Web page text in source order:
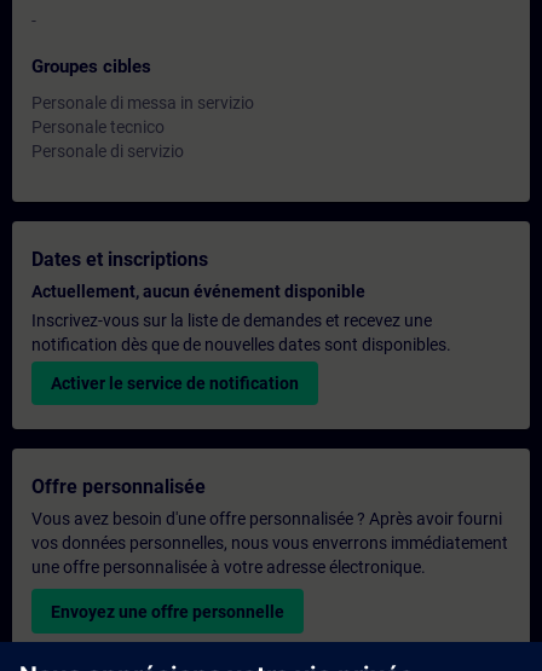
-
Groupes cibles
Personale di messa in servizio
Personale tecnico
Personale di servizio
Dates et inscriptions
Actuellement, aucun événement disponible
Inscrivez-vous sur la liste de demandes et recevez une
notification dès que de nouvelles dates sont disponibles.
Activer le service de notification
Offre personnalisée
Vous avez besoin d'une offre personnalisée ? Après avoir fourni
vos données personnelles, nous vous enverrons immédiatement
une offre personnalisée à votre adresse électronique.
Envoyez une offre personnelle